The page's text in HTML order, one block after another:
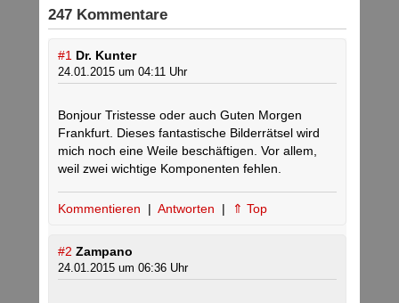
247 Kommentare
#1 Dr. Kunter
24.01.2015 um 04:11 Uhr
Bonjour Tristesse oder auch Guten Morgen
Frankfurt. Dieses fantastische Bilderrätsel wird
mich noch eine Weile beschäftigen. Vor allem,
weil zwei wichtige Komponenten fehlen.
Kommentieren | Antworten | ⇑ Top
#2 Zampano
24.01.2015 um 06:36 Uhr